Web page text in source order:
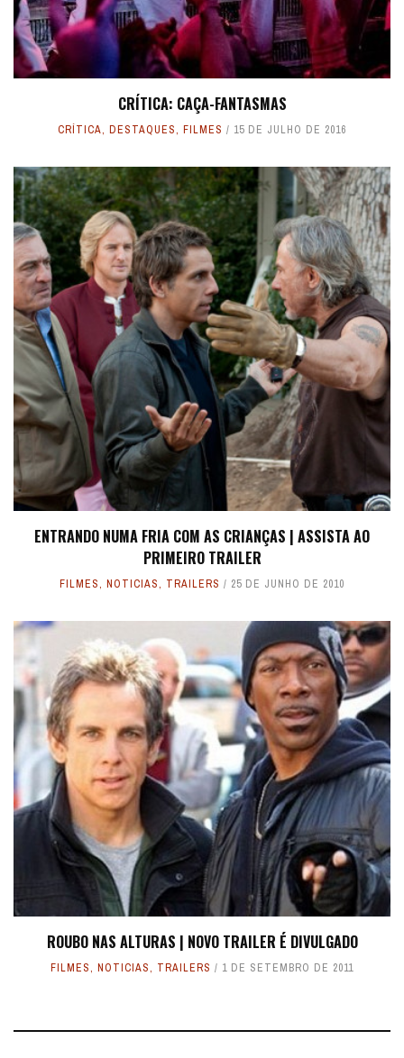
CRÍTICA: CAÇA-FANTASMAS
CRÍTICA, DESTAQUES, FILMES 15 DE JULHO DE 2016
ENTRANDO NUMA FRIA COM AS CRIANÇAS | ASSISTA AO
PRIMEIRO TRAILER
FILMES, NOTICIAS, TRAILERS 25 DE JUNHO DE 2010
ROUBO NAS ALTURAS | NOVO TRAILER É DIVULGADO
FILMES, NOTICIAS, TRAILERS 1 DE SETEMBRO DE 2011